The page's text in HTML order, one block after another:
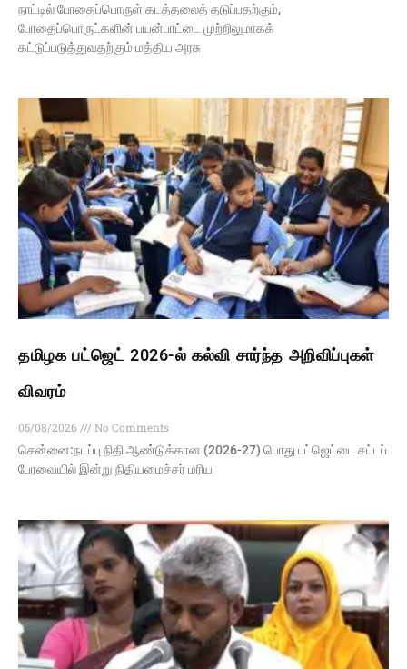
நாட்டில் போதைப்பொருள் கடத்தலைத் தடுப்பதற்கும்,
போதைப்பொருட்களின் பயன்பாட்டை முற்றிலுமாகக்
கட்டுப்படுத்துவதற்கும் மத்திய அரசு
தமிழக பட்ஜெட் 2026-ல் கல்வி சார்ந்த அறிவிப்புகள்
விவரம்
05/08/2026
No Comments
சென்னை:நடப்பு நிதி ஆண்​டுக்​கான (2026-27) பொது பட்​ஜெட்​டை சட்டப்​
பேரவையில் இன்று நிதியமைச்​சர் மரிய